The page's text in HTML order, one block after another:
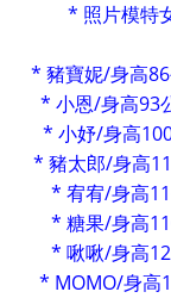
* 照片模特
* 豬寶妮/身高
* 小恩/身高93
* 小妤/身高
* 豬太郎/身高
* 宥宥/身高
* 糖果/身高
* 啾啾/身高
* MOMO/身高